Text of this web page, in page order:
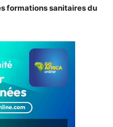
formations sanitaires du